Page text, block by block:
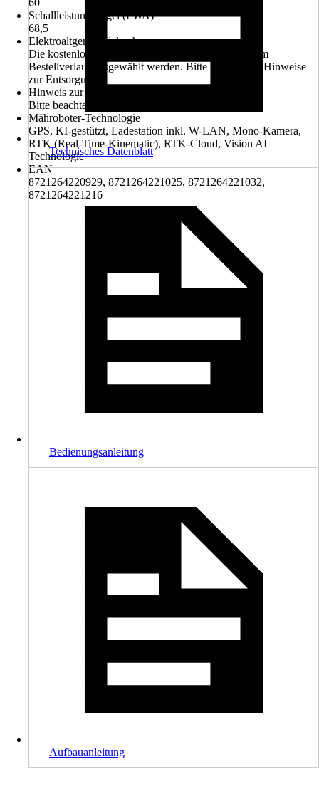
60
Schallleistungspegel (LWA)
68,5
Elektroaltgerät-Rücknahme
Die kostenlose Rückgabe des Elektro-Geräts kann im
Bestellverlauf ausgewählt werden. Bitte beachte die Hinweise
zur Entsorgung.
Hinweis zur Entsorgung
Bitte beachte die Hinweise zur Entsorgung
Mähroboter-Technologie
GPS, KI-gestützt, Ladestation inkl. W-LAN, Mono-Kamera,
RTK (Real-Time-Kinematic), RTK-Cloud, Vision AI
Technologie
EAN
8721264220929, 8721264221025, 8721264221032,
8721264221216
Technisches Datenblatt
Bedienungsanleitung
Aufbauanleitung